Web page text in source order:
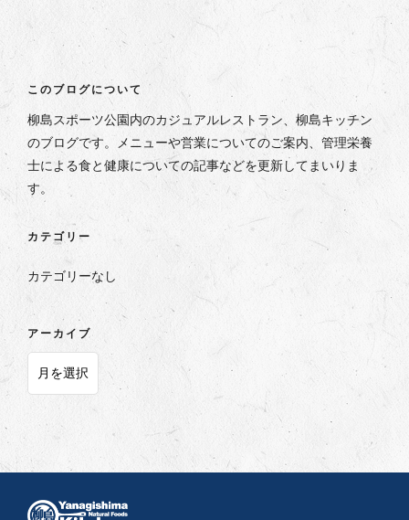
このブログについて
柳島スポーツ公園内のカジュアルレストラン、柳島キッチン
のブログです。メニューや営業についてのご案内、管理栄養
士による食と健康についての記事などを更新してまいりま
す。
カテゴリー
カテゴリーなし
アーカイブ
ア
カ